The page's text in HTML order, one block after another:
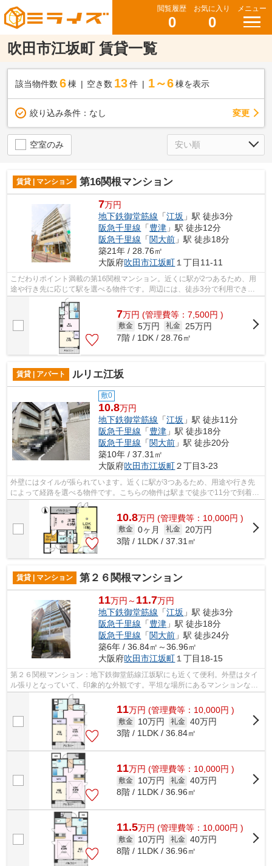
閲覧履歴
0
お気に入り
0
メニュー
吹田市江坂町 賃貸一覧
該当物件数 6棟 空き数 13 件 1～6 棟を表示
絞り込み条件： なし 変更
空室のみ
賃貸 | マンション 第16関根マンション
7万円
地下鉄御堂筋線 「江坂 」駅 徒歩3分
阪急千里線 「豊津 」駅 徒歩12分
阪急千里線 「関大前 」駅 徒歩18分
築21年 / 28.76㎡
大阪府吹田市江坂町１丁目11-11
こだわりポイント満載の第16関根マンション。近くに駅が2つあるため、用
途や行き先に応じて駅を選べる物件です。周辺には、徒歩3分で利用できる
駅があります。共用部には敷地内ごみ置...
7万円 (管理費等：7,500円 )
敷金 5万円 礼金
25万円
7階 / 1DK / 28.76㎡
賃貸 | アパート ルリエ江坂
敷0
10.8万円
地下鉄御堂筋線 「江坂 」駅 徒歩11分
阪急千里線 「豊津 」駅 徒歩18分
阪急千里線 「関大前 」駅 徒歩20分
築10年 / 37.31㎡
大阪府吹田市江坂町２丁目3-23
外壁にはタイルが張られています。近くに駅が3つあるため、用途や行き先
によって経路を選べる物件です。こちらの物件は駅まで徒歩で11分で到着し
ます。共用部には敷地内ごみ置き場・エ...
10.8万円 (管理費等：10,000円 )
敷金 0ヶ月 礼金
20万円
3階 / 1LDK / 37.31㎡
賃貸 | マンション 第２６関根マンション
11万円～ 11.7万円
地下鉄御堂筋線 「江坂 」駅 徒歩3分
阪急千里線 「豊津 」駅 徒歩18分
阪急千里線 「関大前 」駅 徒歩24分
築6年 / 36.84㎡～36.96㎡
大阪府吹田市江坂町 １丁目18-15
第２６関根マンション：地下鉄御堂筋線江坂駅にも近くて便利。外壁はタイ
ル張りとなっていて、印象的な外観です。平坦な場所にあるマンションなら
毎日の移動も快適です。共用部には敷...
11万円 (管理費等：10,000円 )
敷金 10万円 礼金 40万円
3階 / 1LDK / 36.84㎡
11万円 (管理費等：10,000円 )
敷金 10万円 礼金 40万円
8階 / 1LDK / 36.96㎡
11.5万円 (管理費等：10,000円 )
敷金 10万円 礼金 40万円
8階 / 1LDK / 36.96㎡